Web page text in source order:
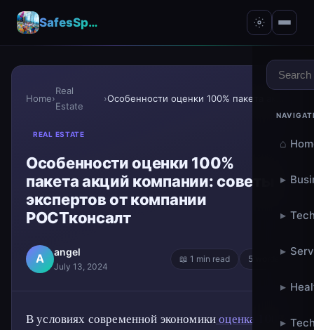
SafesSpace – A Secure Place for Growth & Support
⌂
▸
▸
▸
▸
▸
Home›
Real
Estate
›
REAL ESTATE
Особенности оценки 100%
пакета акций компании: советы
экспертов от компании
РОСТконсалт
A angel
July 13, 2024
📖 1 min read 5 words
В условиях современной экономикиоценка 100%